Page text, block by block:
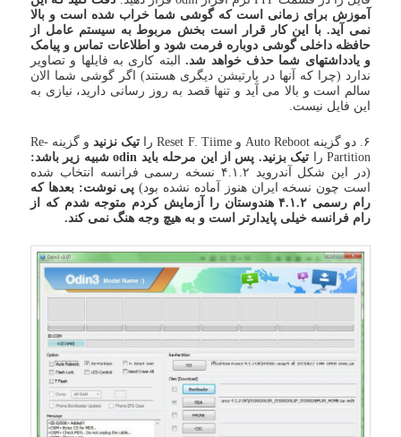
آموزش برای زمانی است که گوشی شما خراب شده است و بالا
نمی آید. با این کار قرار است بخش مربوط به سیستم عامل از
حافظه داخلی گوشی دوباره فرمت شود و اطلاعات تماس و پیامک
و یادداشتهای شما حذف خواهد شد.البته کاری به فایلها و تصاویر
ندارد (چرا که آنها در پارتیشن دیگری هستند) اگر گوشی شما الان
سالم است و بالا می آید و تنها قصد به روز رسانی دارید، نیازی به
این فایل نیست.
۶. دو گزینه Auto Reboot و Reset F. Tiime را تیک نزنید
و گزینه Re-
Partition را
تیک بزنید. پس از این مرحله باید odin شبیه زیر باشد:
(در این شکل آندروید ۴.۱.۲ نسخه رسمی فرانسه انتخاب شده
است چون نسخه ایران هنوز آماده نشده بود) پی نوشت: بعدها که
رام رسمی ۴.۱.۲ هندوستان را آزمایش کردم متوجه شدم که از
رام فرانسه خیلی پایدارتر است و به هیچ وجه هنگ نمی کند.